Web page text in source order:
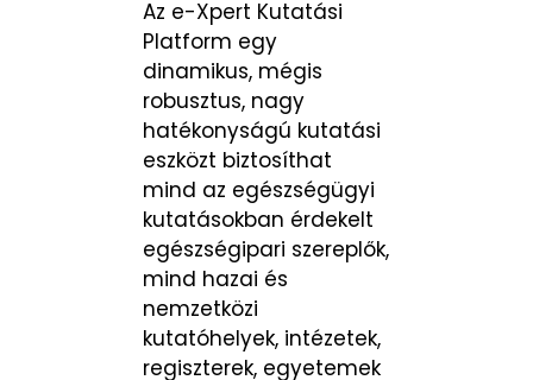
Az e-Xpert Kutatási
Platform egy
dinamikus, mégis
robusztus, nagy
hatékonyságú kutatási
eszközt biztosíthat
mind az egészségügyi
kutatásokban érdekelt
egészségipari szereplők,
mind hazai és
nemzetközi
kutatóhelyek, intézetek,
regiszterek, egyetemek